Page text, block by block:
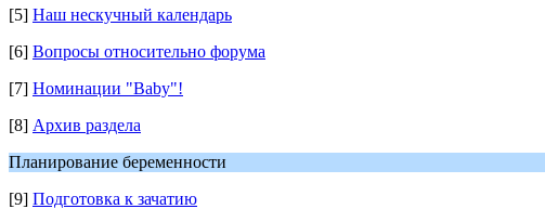
[5] Наш нескучный календарь
[6] Вопросы относительно форума
[7] Номинации "Baby"!
[8] Архив раздела
Планирование беременности
[9] Подготовка к зачатию